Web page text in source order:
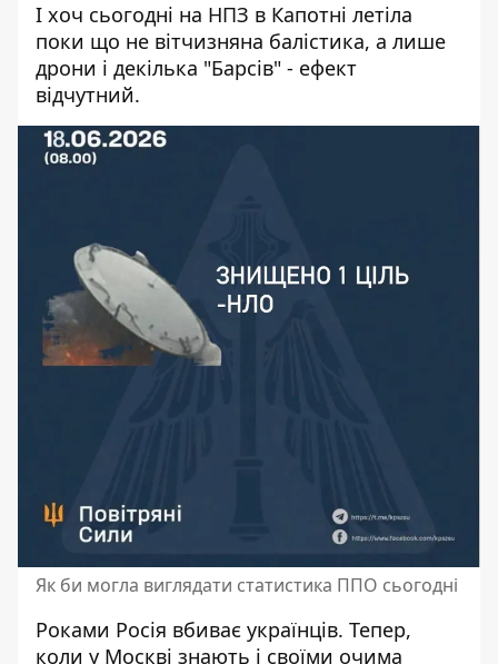
І хоч сьогодні на НПЗ в Капотні летіла
поки що не вітчизняна балістика, а лише
дрони і декілька "Барсів" - ефект
відчутний.
Як би могла виглядати статистика ППО сьогодні
Роками Росія вбиває українців. Тепер,
коли у Москві знають і своїми очима